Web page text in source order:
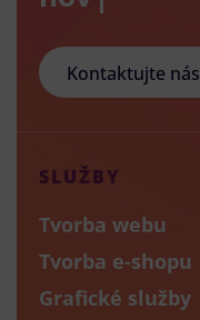
Kontaktujte nás
SLUŽBY
Tvorba webu
Tvorba e-shopu
Grafické služby